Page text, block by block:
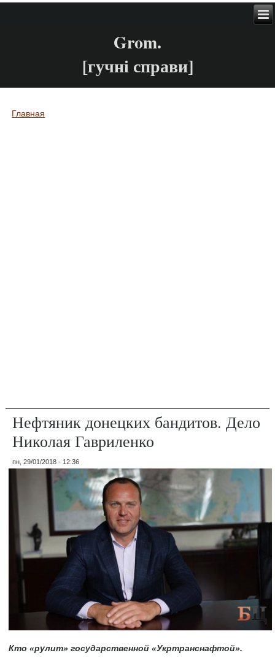
Grom.
[гучні справи]
Вы здесь
Главная
Нефтяник донецких бандитов. Дело
Николая Гавриленко
пн, 29/01/2018 - 12:36
Кто «рулит» государственной «Укртранснафтой».